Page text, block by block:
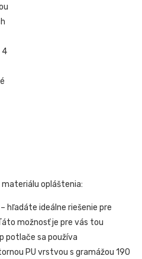
4
opláštenia:
– hľadáte ideálne riešenie pre
možnosť je pre vás tou
potlače sa používa
PU vrstvou s gramážou 190